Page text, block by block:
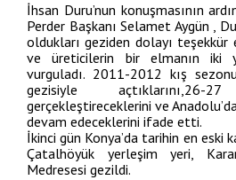
İhsan Duru’nun konuşmasının
Perder Başkanı Selamet Aygün ,
oldukları geziden dolayı teşekkür
ve üreticilerin bir elmanın iki
vurguladı. 2011-2012 kış
gezisiyle
gerçekleştireceklerini ve
devam edeceklerini ifade etti.
İkinci gün Konya’da tarihin en eski
Çatalhöyük yerleşim yeri,
Medresesi gezildi.